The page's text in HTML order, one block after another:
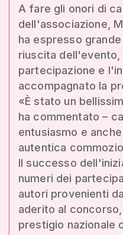
A fare gli onori di
dell'associazione,
ha espresso
riuscita dell'evento,
partecipazione e
accompagnato la
«È stato un
ha commentato –
entusiasmo e
autentica
Il successo
numeri dei
autori provenienti
aderito al
prestigio nazionale